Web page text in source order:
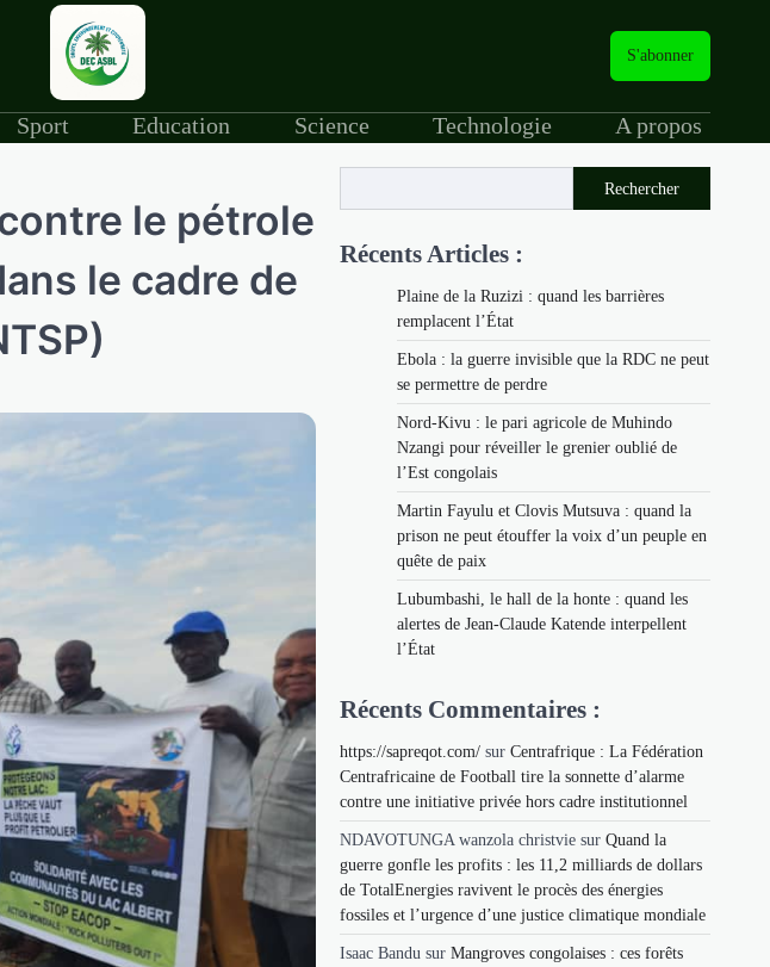
S'abonner
Sport Education Science Technologie A propos
le pétrole
le cadre de
Rechercher
Récents Articles :
Plaine de la Ruzizi : quand les barrières
remplacent l’État
Ebola : la guerre invisible que la RDC ne peut
se permettre de perdre
Nord-Kivu : le pari agricole de Muhindo
Nzangi pour réveiller le grenier oublié de
l’Est congolais
Martin Fayulu et Clovis Mutsuva : quand la
prison ne peut étouffer la voix d’un peuple en
quête de paix
Lubumbashi, le hall de la honte : quand les
alertes de Jean-Claude Katende interpellent
l’État
Récents Commentaires :
https://sapreqot.com/ sur Centrafrique : La Fédération
Centrafricaine de Football tire la sonnette d’alarme
contre une initiative privée hors cadre institutionnel
NDAVOTUNGA wanzola christvie sur Quand la
guerre gonfle les profits : les 11,2 milliards de dollars
de TotalEnergies ravivent le procès des énergies
fossiles et l’urgence d’une justice climatique mondiale
Isaac Bandu sur Mangroves congolaises : ces forêts